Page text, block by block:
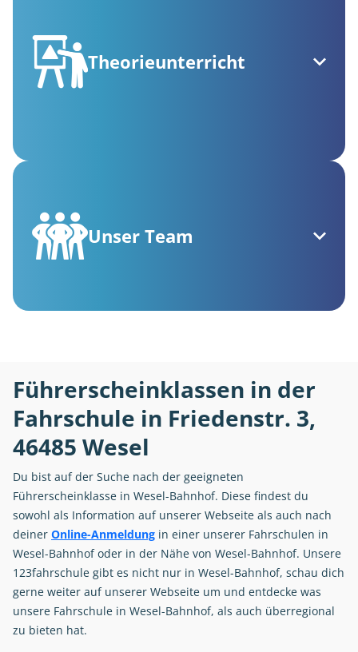
Theorieunterricht
Unser Team
Führerscheinklassen in der
Fahrschule in Friedenstr. 3,
46485 Wesel
Du bist auf der Suche nach der geeigneten
Führerscheinklasse in Wesel-Bahnhof. Diese findest du
sowohl als Information auf unserer Webseite als auch nach
deiner Online-Anmeldung in einer unserer Fahrschulen in
Wesel-Bahnhof oder in der Nähe von Wesel-Bahnhof. Unsere
123fahrschule gibt es nicht nur in Wesel-Bahnhof, schau dich
gerne weiter auf unserer Webseite um und entdecke was
unsere Fahrschule in Wesel-Bahnhof, als auch überregional
zu bieten hat.